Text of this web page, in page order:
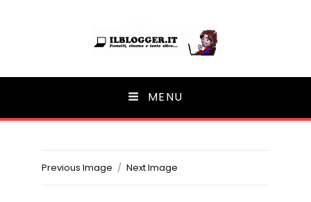
Ilblogger.it
Il portalino di blog | MENU
Previous Image Next Image